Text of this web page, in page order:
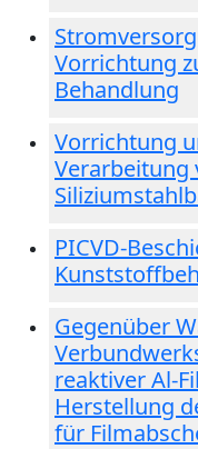
Vorrichtung
Behandlung
Vorrichtung
Verarbeitung
PICVD-
Gegenüber
reaktiver Al-
Herstellung
für